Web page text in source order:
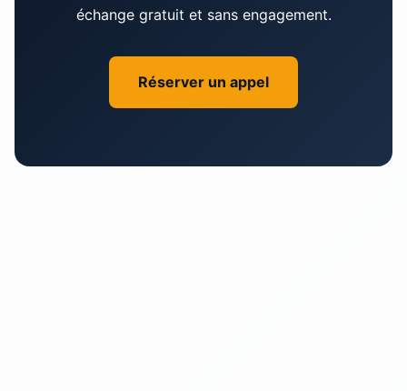
chances que nous travaillions ensemble!
échange gratuit et sans engagement.
Réserver un appel